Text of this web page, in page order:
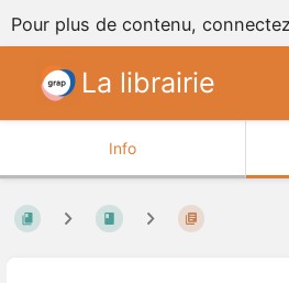
Pour plus de contenu,
La librairie
Info